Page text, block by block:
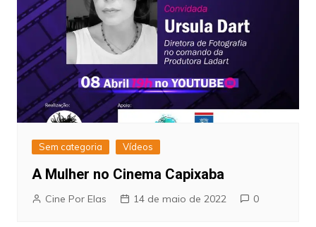
Sem categoria Vídeos
A Mulher no Cinema Capixaba
Cine Por Elas 14 de maio de 2022 0